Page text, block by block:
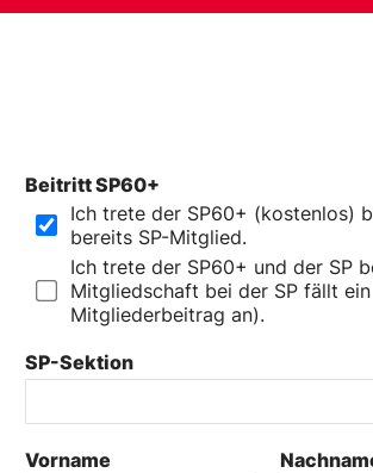
Beitritt SP60+
Ich trete der SP60+ (kostenlos)
bereits SP-Mitglied.
Ich trete der SP60+ und der SP
Mitgliedschaft bei der SP fällt ein
Mitgliederbeitrag an).
SP-Sektion
Vorname